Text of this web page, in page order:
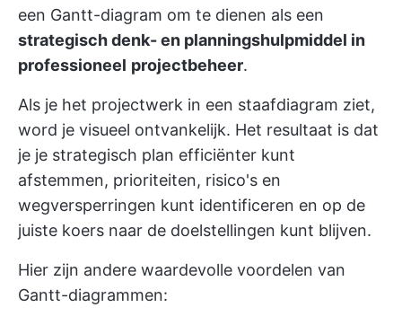
een Gantt-diagram om te dienen als een
strategisch denk- en planningshulpmiddel in
professioneel projectbeheer.
Als je het projectwerk in een staafdiagram ziet,
word je visueel ontvankelijk. Het resultaat is dat
je je strategisch plan efficiënter kunt
afstemmen, prioriteiten, risico's en
wegversperringen kunt identificeren en op de
juiste koers naar de doelstellingen kunt blijven.
Hier zijn andere waardevolle voordelen van
Gantt-diagrammen: